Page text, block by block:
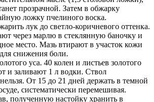
прозрачной. Затем в обжарку
ложку пчелиного воска.
лук до светло-коричневого оттенка.
через марлю в стеклянную баночку и
место. Мазь втирают в участок кожи
снижения боли.
уса. 40 колен и листьев золотого
и заливают 1 л водки. Ствол
От 15 до 21 дней держать в темной
систематически перемешивая.
полученную настойку хранить в